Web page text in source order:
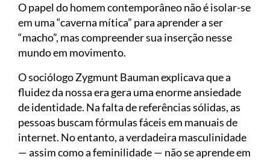
O papel do homem contemporâneo não é isolar-se
em uma “caverna mítica” para aprender a ser
“macho”, mas compreender sua inserção nesse
mundo em movimento.
O sociólogo Zygmunt Bauman explicava que a
fluidez da nossa era gera uma enorme ansiedade
de identidade. Na falta de referências sólidas, as
pessoas buscam fórmulas fáceis em manuais de
internet. No entanto, a verdadeira masculinidade
— assim como a feminilidade — não se aprende em